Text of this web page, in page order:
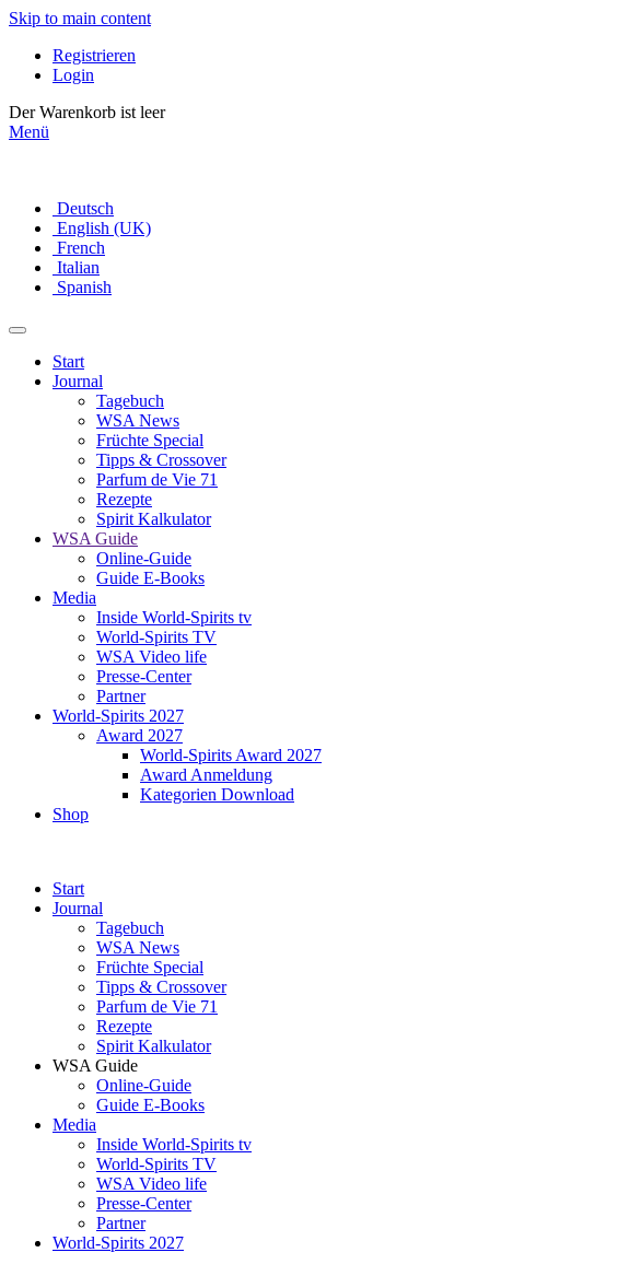
Skip to main content
Registrieren
Login
Der Warenkorb ist leer
Menü
Deutsch
English (UK)
French
Italian
Spanish
Start
Journal
Tagebuch
WSA News
Früchte Special
Tipps & Crossover
Parfum de Vie 71
Rezepte
Spirit Kalkulator
WSA Guide
Online-Guide
Guide E-Books
Media
Inside World-Spirits tv
World-Spirits TV
WSA Video life
Presse-Center
Partner
World-Spirits 2027
Award 2027
World-Spirits Award 2027
Award Anmeldung
Kategorien Download
Shop
Start
Journal
Tagebuch
WSA News
Früchte Special
Tipps & Crossover
Parfum de Vie 71
Rezepte
Spirit Kalkulator
WSA Guide
Online-Guide
Guide E-Books
Media
Inside World-Spirits tv
World-Spirits TV
WSA Video life
Presse-Center
Partner
World-Spirits 2027